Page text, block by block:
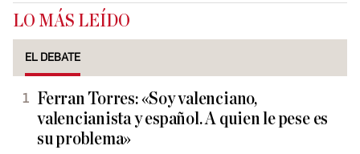
LO MÁS LEÍDO
EL DEBATE
Ferran Torres: «Soy valenciano,
valencianista y español. A quien le pese es
su problema»